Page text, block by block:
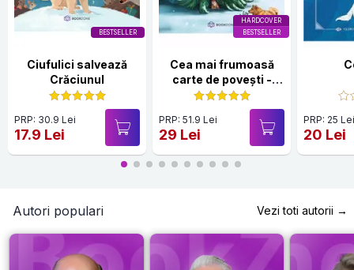
BESTSELLER
Ciufulici salvează
Crăciunul
PRP: 30.9 Lei
17.9 Lei
HARDCOVER
BESTSELLER
Cea mai frumoasă
carte de povești -
Editie cartonată
PRP: 51.9 Lei
29 Lei
PRP: 25
20 Lei
Autori populari Vezi toti autorii →